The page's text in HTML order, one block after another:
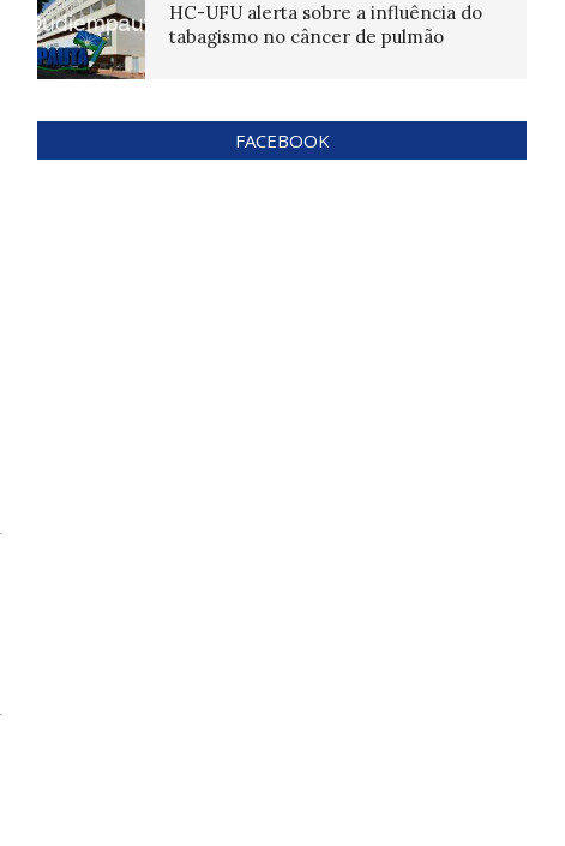
HC-UFU alerta sobre a influência do
tabagismo no câncer de pulmão
FACEBOOK